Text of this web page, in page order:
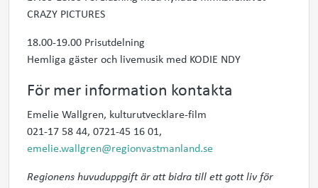
CRAZY PICTURES
18.00-19.00 Prisutdelning
Hemliga gäster och livemusik med KODIE NDY
För mer information kontakta
Emelie Wallgren, kulturutvecklare-film
021-17 58 44, 0721-45 16 01,
emelie.wallgren@regionvastmanland.se
Regionens huvuduppgift är att bidra till ett gott liv för